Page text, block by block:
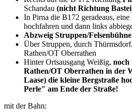
Schandau (nicht Richtung
In Pirna die B172 geradeaus, eine
hochfahren und dann links
Abzweig Struppen/
Über Struppen, durch
Rathen/OT Oberrathen
Hinter Ortsausgang Weißig, noch
Rathen/OT Oberrathen in der
Laase) die kleine Bergstraße
Perle" am Ende der Straße!
mit der Bahn: